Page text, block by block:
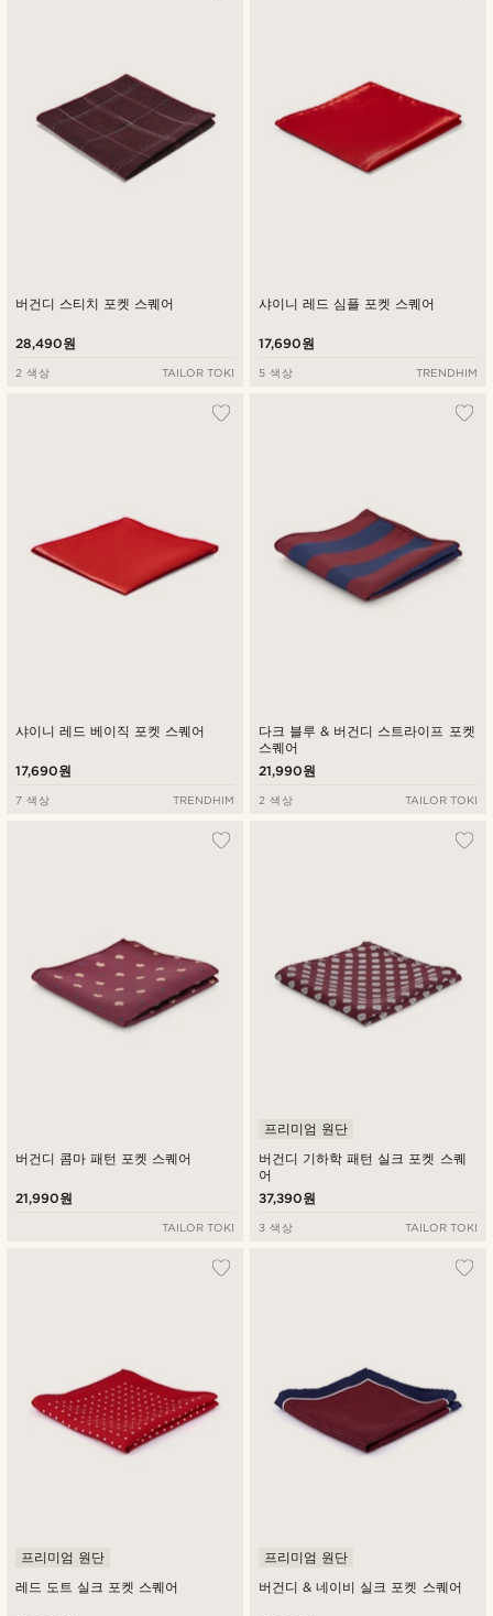
버건디 스티치 포켓 스퀘어
28,490원
2 색상 TAILOR TOKI
샤이니 레드 심플 포켓 스퀘어
17,690원
5 색상 TRENDHIM
샤이니 레드 베이직 포켓 스퀘어
17,690원
7 색상 TRENDHIM
다크 블루 & 버건디 스트라이프 포켓
스퀘어
21,990원
2 색상 TAILOR TOKI
버건디 콤마 패턴 포켓 스퀘어
21,990원
TAILOR TOKI
버건디 기하학 패턴 실크 포켓 스퀘
어
프리미엄 원단
37,390원
3 색상 TAILOR TOKI
레드 도트 실크 포켓 스퀘어
프리미엄 원단
버건디 & 네이비 실크 포켓 스퀘어
프리미엄 원단